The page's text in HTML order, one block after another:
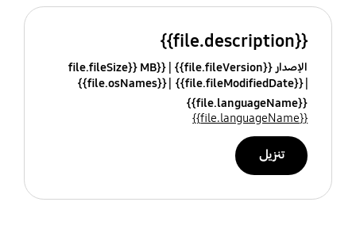
{{file.description}}
الإصدار {{file.fileVersion}}
{{file.fileSize}} MB
{{file.fileModifiedDate}}
{{file.osNames}}
{{file.languageName}}
{{file.languageName}}
تنزيل